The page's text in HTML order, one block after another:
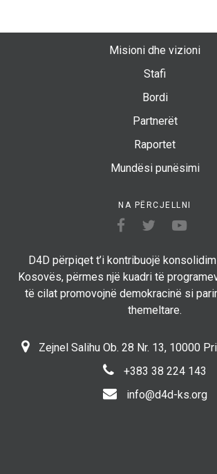
Misioni dhe vizioni
Stafi
Bordi
Partnerët
Raportet
Mundësi punësimi
NA PËRCJELLNI
D4D përpiqet t’i kontribuojë
Kosovës, përmes një kuadri të
të cilat promovojnë demokracinë si
themeltare.
Zejnel Salihu Ob. 28 Nr. 13, 10000
+383 38 224 143
info@d4d-ks.org